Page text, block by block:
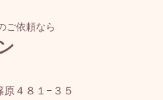
ご依頼なら
４８１−３５